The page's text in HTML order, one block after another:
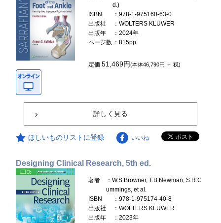
d.)
ISBN
：978-1-975160-63-0
出版社
：WOLTERS KLUWER
出版年
：2024年
ページ数 ：815pp.
定価51,469円(本体46,790円 ＋ 税)
詳しく見る
ほしいものリストに登録 いいね
Designing Clinical Research, 5th ed.
著者
：W.S.Browner, T.B.Newman, S.R.C
ummings, et al.
ISBN
：978-1-975174-40-8
出版社
：WOLTERS KLUWER
出版年
：2023年